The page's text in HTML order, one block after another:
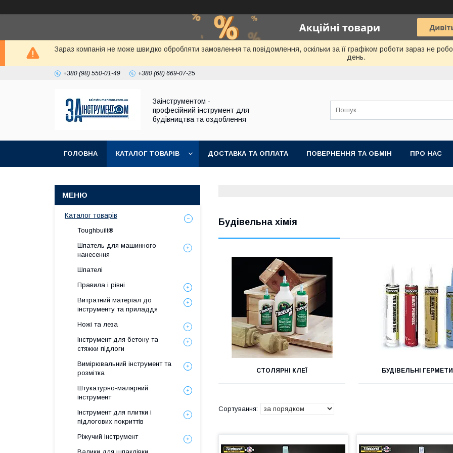
Зараз компанія не може швидко обробляти замовлення та повідомлення, оскільки за її графіком роботи зараз не
день.
+380 (98) 550-01-49 +380 (68) 669-07-25
Заінструментом -
професійний інструмент для
будівництва та оздоблення
ГОЛОВНА КАТАЛОГ ТОВАРІВ ДОСТАВКА ТА ОПЛАТА ПОВЕРНЕННЯ ТА ОБМІН ПРО НАС
Будівельна хімія
СТОЛЯРНІ КЛЕЇ БУДІВЕЛЬНІ
Каталог товарів
Toughbuilt®
Шпатель для машинного
нанесення
Шпателі
Правила і рівні
Витратний матеріал до
інструменту та приладдя
Ножі та леза
Інструмент для бетону та
стяжки підлоги
Вимірювальний інструмент та
розмітка
Штукатурно-малярний
інструмент
Інструмент для плитки і
підлогових покриттів
Ріжучий інструмент